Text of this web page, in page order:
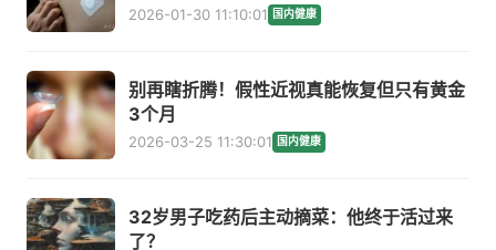
2026-01-30 11:10:01 国内健康
别再瞎折腾！假性近视真能恢复但只有黄金
3个月
2026-03-25 11:30:01 国内健康
32岁男子吃药后主动摘菜：他终于活过来
了？